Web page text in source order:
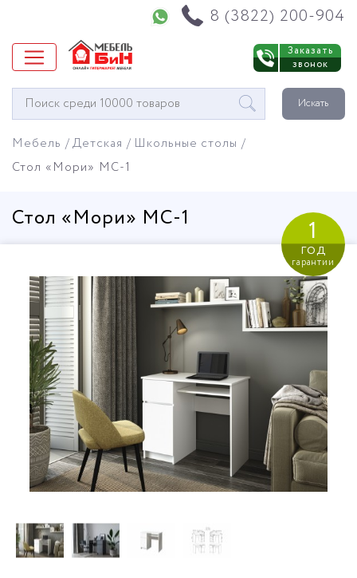
8 (3822) 200-904
Заказать
звонок
Окно
поиска
Искать
Мебель Детская
Школьные столы
Стол «Мори» МС-1
Стол «Мори» МС-1 1
год
гарантии